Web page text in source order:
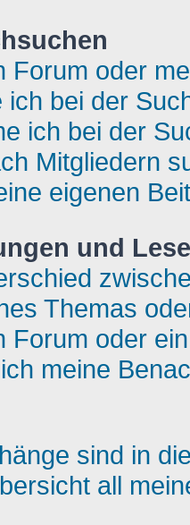
Forum oder
ich bei der
ich bei der
Mitgliedern
eigenen
und
Themas
Forum oder
meine
sind in
all